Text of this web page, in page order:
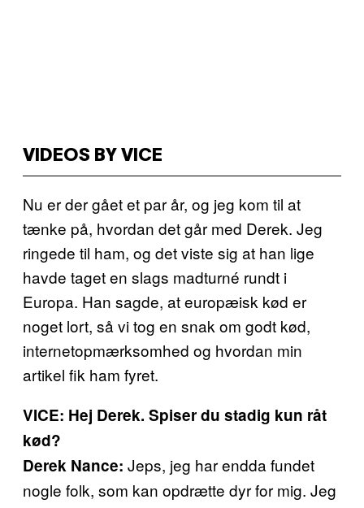
VIDEOS BY VICE
Nu er der gået et par år, og jeg kom til at
tænke på, hvordan det går med Derek. Jeg
ringede til ham, og det viste sig at han lige
havde taget en slags madturné rundt i
Europa. Han sagde, at europæisk kød er
noget lort, så vi tog en snak om godt kød,
internetopmærksomhed og hvordan min
artikel fik ham fyret.
VICE: Hej Derek. Spiser du stadig kun råt
kød?
Derek Nance: Jeps, jeg har endda fundet
nogle folk, som kan opdrætte dyr for mig. Jeg